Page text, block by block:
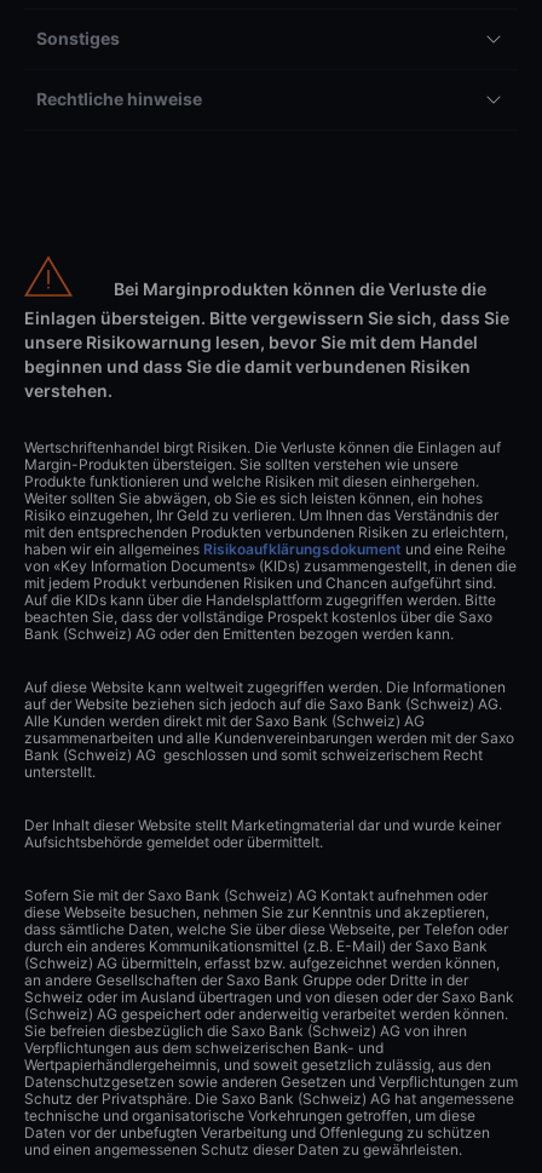
Sonstiges
Rechtliche hinweise
Bei Marginprodukten können die Verluste die
Einlagen übersteigen. Bitte vergewissern Sie sich, dass Sie
unsere Risikowarnung lesen, bevor Sie mit dem Handel
beginnen und dass Sie die damit verbundenen Risiken
verstehen.
Wertschriftenhandel birgt Risiken. Die Verluste können die Einlagen auf
Margin-Produkten übersteigen. Sie sollten verstehen wie unsere
Produkte funktionieren und welche Risiken mit diesen einhergehen.
Weiter sollten Sie abwägen, ob Sie es sich leisten können, ein hohes
Risiko einzugehen, Ihr Geld zu verlieren. Um Ihnen das Verständnis der
mit den entsprechenden Produkten verbundenen Risiken zu erleichtern,
haben wir ein allgemeines Risikoaufklärungsdokument und eine Reihe
von «Key Information Documents» (KIDs) zusammengestellt, in denen die
mit jedem Produkt verbundenen Risiken und Chancen aufgeführt sind.
Auf die KIDs kann über die Handelsplattform zugegriffen werden. Bitte
beachten Sie, dass der vollständige Prospekt kostenlos über die Saxo
Bank (Schweiz) AG oder den Emittenten bezogen werden kann.
Auf diese Website kann weltweit zugegriffen werden. Die Informationen
auf der Website beziehen sich jedoch auf die Saxo Bank (Schweiz) AG.
Alle Kunden werden direkt mit der Saxo Bank (Schweiz) AG
zusammenarbeiten und alle Kundenvereinbarungen werden mit der Saxo
Bank (Schweiz) AG geschlossen und somit schweizerischem Recht
unterstellt.
Der Inhalt dieser Website stellt Marketingmaterial dar und wurde keiner
Aufsichtsbehörde gemeldet oder übermittelt.
Sofern Sie mit der Saxo Bank (Schweiz) AG Kontakt aufnehmen oder
diese Webseite besuchen, nehmen Sie zur Kenntnis und akzeptieren,
dass sämtliche Daten, welche Sie über diese Webseite, per Telefon oder
durch ein anderes Kommunikationsmittel (z.B. E-Mail) der Saxo Bank
(Schweiz) AG übermitteln, erfasst bzw. aufgezeichnet werden können,
an andere Gesellschaften der Saxo Bank Gruppe oder Dritte in der
Schweiz oder im Ausland übertragen und von diesen oder der Saxo Bank
(Schweiz) AG gespeichert oder anderweitig verarbeitet werden können.
Sie befreien diesbezüglich die Saxo Bank (Schweiz) AG von ihren
Verpflichtungen aus dem schweizerischen Bank- und
Wertpapierhändlergeheimnis, und soweit gesetzlich zulässig, aus den
Datenschutzgesetzen sowie anderen Gesetzen und Verpflichtungen zum
Schutz der Privatsphäre. Die Saxo Bank (Schweiz) AG hat angemessene
technische und organisatorische Vorkehrungen getroffen, um diese
Daten vor der unbefugten Verarbeitung und Offenlegung zu schützen
und einen angemessenen Schutz dieser Daten zu gewährleisten.